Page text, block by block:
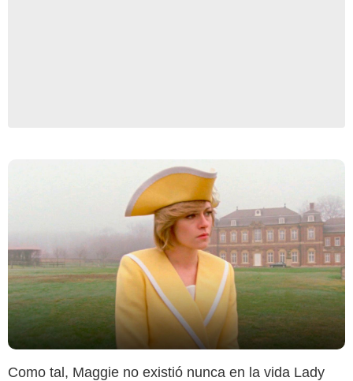
Como tal, Maggie no existió nunca en la vida Lady